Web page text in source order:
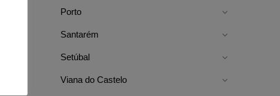
Porto
Santarém
Setúbal
Viana do Castelo